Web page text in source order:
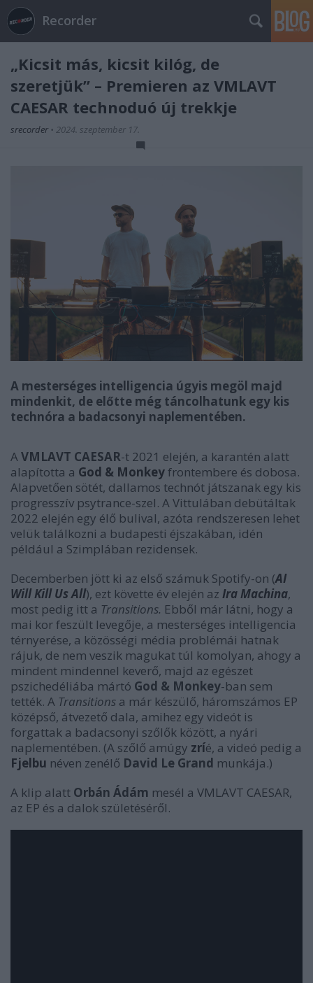
Recorder
„Kicsit más, kicsit kilóg, de
szeretjük” – Premieren az VMLAVT
CAESAR technoduó új trekkje
srecorder • 2024. szeptember 17.
A mesterséges intelligencia úgyis megöl majd
mindenkit, de előtte még táncolhatunk egy kis
technóra a badacsonyi naplementében.
AVMLAVT CAESAR-t 2021 elején, a karantén alatt
alapította a God & Monkeyfrontembere és dobosa.
Alapvetően sötét, dallamos technót játszanak egy kis
progresszív psytrance-szel. A Vittulában debütáltak
2022 elején egy élő bulival, azóta rendszeresen lehet
velük találkozni a budapesti éjszakában, idén
például a Szimplában rezidensek.
Decemberben jött ki az első számuk Spotify-on (AI
Will Kill Us All), ezt követte év elején az Ira Machina,
most pedig itt a Transitions. Ebből már látni, hogy a
mai kor feszült levegője, a mesterséges intelligencia
térnyerése, a közösségi média problémái hatnak
rájuk, de nem veszik magukat túl komolyan, ahogy a
mindent mindennel keverő, majd az egészet
pszichedéliába mártó God & Monkey-ban sem
tették. A Transitions a már készülő, háromszámos EP
középső, átvezető dala, amihez egy videót is
forgattak a badacsonyi szőlők között, a nyári
naplementében. (A szőlő amúgy zríé, a videó pedig a
Fjelbu néven zenélő David Le Grand munkája.)
A klip alatt Orbán Ádám mesél a VMLAVT CAESAR,
az EP és a dalok születéséről.